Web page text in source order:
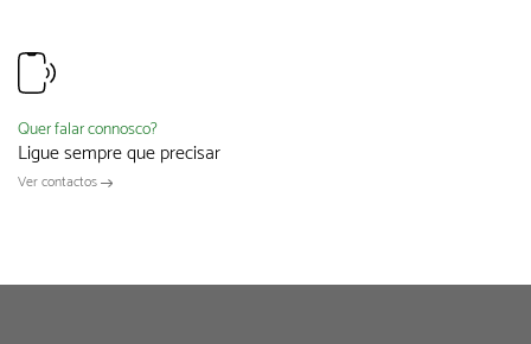
Quer falar connosco?
Ligue sempre que precisar
Ver contactos